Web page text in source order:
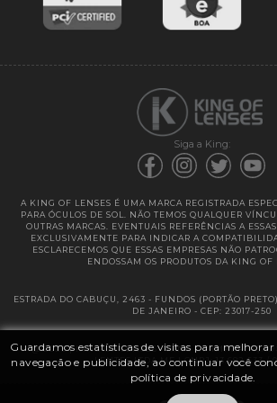
Guardamos estatísticas de visitas para melhorar
navegação e publicidade, ao continuar você
política de privacidade.
Entregas
Siga a King:
A KING OF LENSES É UMA MARCA REGISTRADA
PARA ÓCULOS DE SOL. NÃO TEMOS QUALQUER
OUTRAS MARCAS. EVENTUAIS REFERÊNCIAS A
EXCLUSIVAMENTE PARA INDICAR A
ESCLARECEMOS QUE ESSAS EMPRESAS NÃO
ENDOSSAM OS PRODUTOS DA KING OF
ESTRADA DO CABUÇU, 2463 - FUNDOS (PORTÃO
DE JANEIRO - CEP: 23017-250
@ 2025 | KING OF LENSES - KING OF
LENTES LTDA ME | CNPJ: 13.682.533 /